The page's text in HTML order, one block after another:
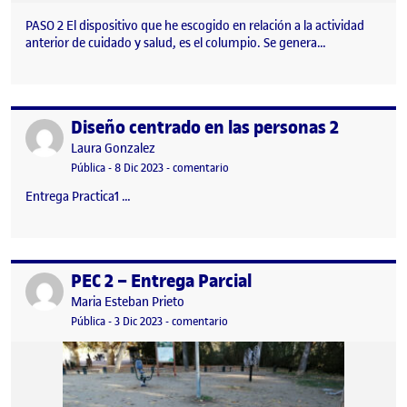
PASO 2 El dispositivo que he escogido en relación a la actividad
anterior de cuidado y salud, es el columpio. Se genera…
Publicado porDiseño centrado en las personas 2
Publicado por
Laura Gonzalez
Visibilidad:
Pública-Fecha de publicación
8 Dic 2023-comentario
Entrega Practica1 …
Publicado porPEC 2 – Entrega Parcial
Publicado por
Maria Esteban Prieto
Visibilidad:
Pública-Fecha de publicación
3 Dic 20233 diciembre, 2023 11:41 pm
-comentario